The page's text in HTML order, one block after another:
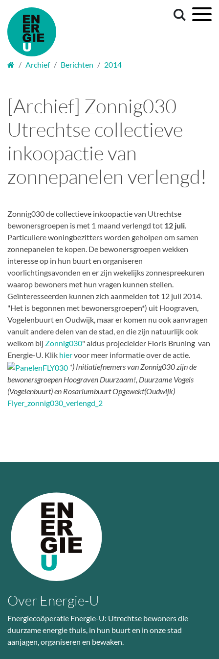
Welkom
Archief Berichten 2014
[Archief] Zonnig030
Utrechtse collectieve
inkoopactie van
zonnepanelen verlengd!
Zonnig030 de collectieve inkoopactie van Utrechtse
bewonersgroepen is met 1 maand verlengd tot 12 juli.
Particuliere woningbezitters worden geholpen om samen
zonnepanelen te kopen. De bewonersgroepen wekken
interesse op in hun buurt en organiseren
voorlichtingsavonden en er zijn wekelijks zonnespreekuren
waarop bewoners met hun vragen kunnen stellen.
Geïnteresseerden kunnen zich aanmelden tot 12 juli 2014.
"Het is begonnen met bewonersgroepen*) uit Hoograven,
Vogelenbuurt en Oudwijk, maar er komen nu ook aanvragen
vanuit andere delen van de stad, en die zijn natuurlijk ook
welkom bij Zonnig030" aldus projecleider Floris Bruning van
Energie-U. Klik hiervoor meer informatie over de actie.
*) Initiatiefnemers van Zonnig030 zijn de
bewonersgroepen Hoograven Duurzaam!, Duurzame Vogels
(Vogelenbuurt) en Rosariumbuurt Opgewekt(Oudwijk)
Flyer_zonnig030_verlengd_2
Over Energie-U
Energiecoöperatie Energie-U: Utrechtse bewoners die
duurzame energie thuis, in hun buurt en in onze stad
aanjagen, organiseren en bewaken.